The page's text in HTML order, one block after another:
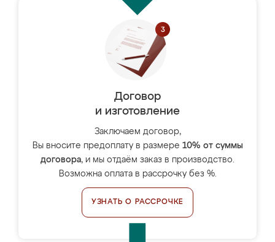
Договор
и изготовление
Заключаем договор,
Вы вносите предоплату в размере 10% от суммы
договора, и мы отдаём заказ в производство.
Возможна оплата в рассрочку без %.
УЗНАТЬ О РАССРОЧКЕ